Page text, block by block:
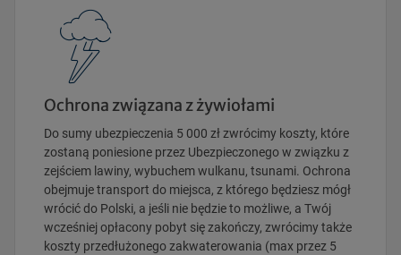
Ochrona związana z żywiołami
Do sumy ubezpieczenia 5 000 zł zwrócimy koszty, które
zostaną poniesione przez Ubezpieczonego w związku z
zejściem lawiny, wybuchem wulkanu, tsunami. Ochrona
obejmuje transport do miejsca, z którego będziesz mógł
wrócić do Polski, a jeśli nie będzie to możliwe, a Twój
wcześniej opłacony pobyt się zakończy, zwrócimy także
koszty przedłużonego zakwaterowania (max przez 5